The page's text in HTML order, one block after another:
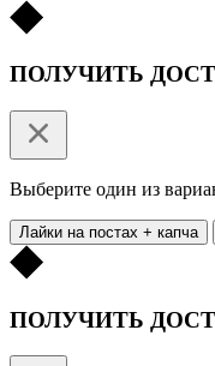
ПОЛУЧИТЬ
Выберите один из
Лайки на постах + капча
ПОЛУЧИТЬ